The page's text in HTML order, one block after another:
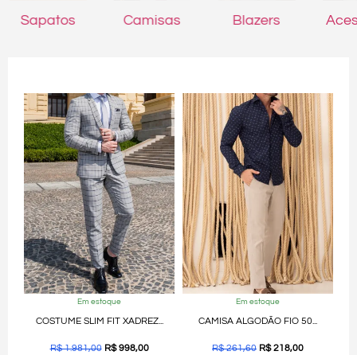
Sapatos Camisas Blazers
Em estoque
COSTUME SLIM FIT XADREZ...
R$1.981,00 R$998,00
Em estoque
CAMISA ALGODÃO FIO 50...
R$261,60 R$218,00